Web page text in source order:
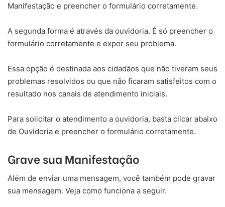
Manifestação e preencher o formulário corretamente.
A segunda forma é através da ouvidoria. É só preencher o
formulário corretamente e expor seu problema.
Essa opção é destinada aos cidadãos que não tiveram seus
problemas resolvidos ou que não ficaram satisfeitos com o
resultado nos canais de atendimento iniciais.
Para solicitar o atendimento a ouvidoria, basta clicar abaixo
de Ouvidoria e preencher o formulário corretamente.
Grave sua Manifestação
Além de enviar uma mensagem, você também pode gravar
sua mensagem. Veja como funciona a seguir.